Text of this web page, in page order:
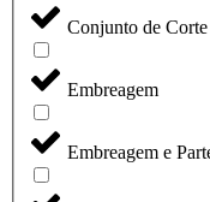
Conjunto de
Embreagem
Embreagem e